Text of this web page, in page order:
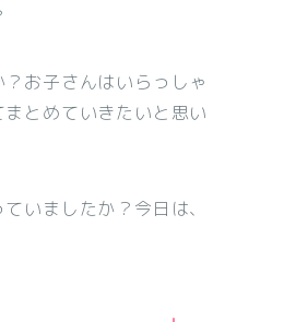
お子さんはいらっしゃ
とめていきたいと思い
いましたか？今日は、